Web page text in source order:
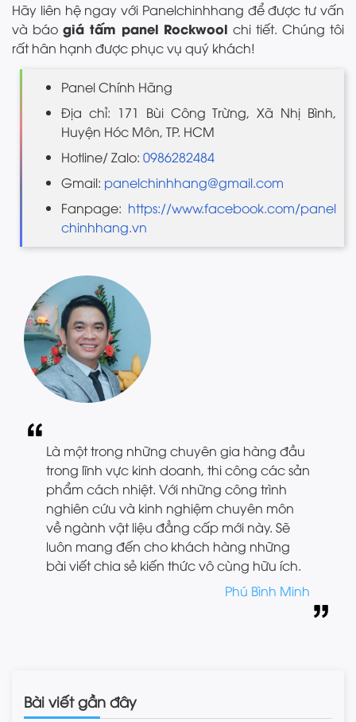
Hãy liên hệ ngay với Panelchinhhang để được tư vấn
và báo giá tấm panel Rockwool chi tiết. Chúng tôi
rất hân hạnh được phục vụ quý khách!
Panel Chính Hãng
Địa chỉ: 171 Bùi Công Trừng, Xã Nhị Bình,
Huyện Hóc Môn, TP. HCM
Hotline/ Zalo: 0986282484
Gmail: panelchinhhang@gmail.com
Fanpage: https://www.facebook.com/panel
chinhhang.vn
Là một trong những chuyên gia hàng đầu
trong lĩnh vực kinh doanh, thi công các sản
phẩm cách nhiệt. Với những công trình
nghiên cứu và kinh nghiệm chuyên môn
về ngành vật liệu đẳng cấp mới này. Sẽ
luôn mang đến cho khách hàng những
bài viết chia sẻ kiến thức vô cùng hữu ích.
Phú Bình Minh
Bài viết gần đây